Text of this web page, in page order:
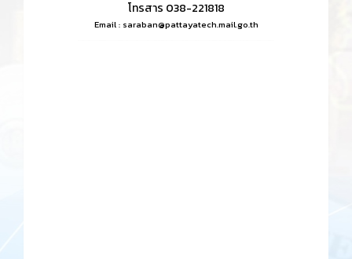
โทรสาร 038-221818
Email : saraban@pattayatech.mail.go.th